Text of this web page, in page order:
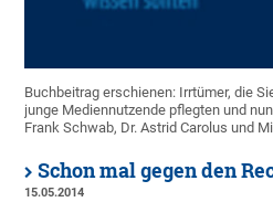
Buchbeitrag erschienen: Irrtümer, die
junge Mediennutzende pflegten und
Frank Schwab, Dr. Astrid Carolus und
Schon mal gegen den
15.05.2014